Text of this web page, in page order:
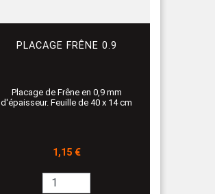
PLACAGE FRÊNE 0.9
Placage de Frêne en 0,9 mm
d'épaisseur. Feuille de 40 x 14 cm
Prix
1,15 €